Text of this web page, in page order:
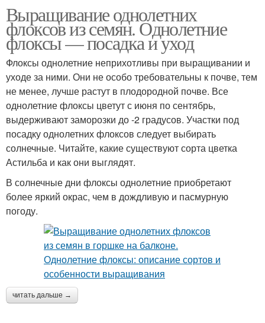
Выращивание однолетних
флоксов из семян. Однолетние
флоксы — посадка и уход
Флоксы однолетние неприхотливы при выращивании и
уходе за ними. Они не особо требовательны к почве, тем
не менее, лучше растут в плодородной почве. Все
однолетние флоксы цветут с июня по сентябрь,
выдерживают заморозки до -2 градусов. Участки под
посадку однолетних флоксов следует выбирать
солнечные. Читайте, какие существуют сорта цветка
Астильба и как они выглядят.
В солнечные дни флоксы однолетние приобретают
более яркий окрас, чем в дождливую и пасмурную
погоду.
читать дальше →